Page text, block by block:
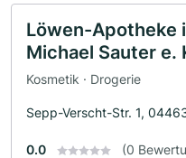
Löwen-Apotheke
Michael Sauter e.
Kosmetik · Drogerie
Sepp-Verscht-Str. 1,
0.0 (0